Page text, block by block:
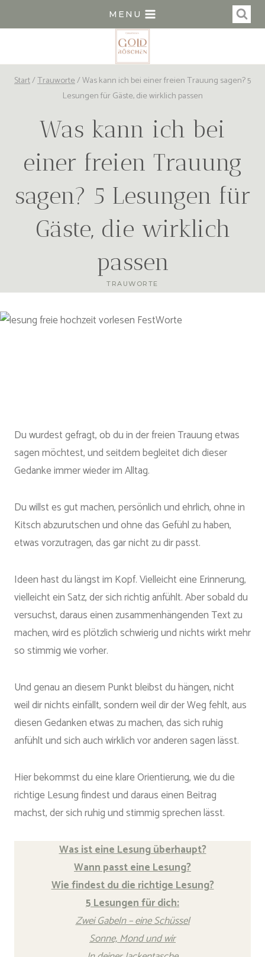
Inhalt
MENU
Start/Trauworte/Was kann ich bei einer freien Trauung sagen? 5
Lesungen für Gäste, die wirklich passen
Was kann ich bei
einer freien Trauung
sagen? 5 Lesungen für
Gäste, die wirklich
passen
TRAUWORTE
Du wurdest gefragt, ob du in der freien Trauung etwas
sagen möchtest, und seitdem begleitet dich dieser
Gedanke immer wieder im Alltag.
Du willst es gut machen, persönlich und ehrlich, ohne in
Kitsch abzurutschen und ohne das Gefühl zu haben,
etwas vorzutragen, das gar nicht zu dir passt.
Ideen hast du längst im Kopf. Vielleicht eine Erinnerung,
vielleicht ein Satz, der sich richtig anfühlt. Aber sobald du
versuchst, daraus einen zusammenhängenden Text zu
machen, wird es plötzlich schwierig und nichts wirkt mehr
so stimmig wie vorher.
Und genau an diesem Punkt bleibst du hängen, nicht
weil dir nichts einfällt, sondern weil dir der Weg fehlt, aus
diesen Gedanken etwas zu machen, das sich ruhig
anfühlt und sich auch wirklich vor anderen sagen lässt.
Hier bekommst du eine klare Orientierung, wie du die
richtige Lesung findest und daraus einen Beitrag
machst, der sich ruhig und stimmig sprechen lässt.
Was ist eine Lesung überhaupt?
Wann passt eine Lesung?
Wie findest du die richtige Lesung?
5 Lesungen für dich:
Zwei Gabeln – eine Schüssel
Sonne, Mond und wir